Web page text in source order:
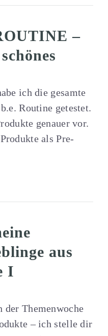
–
ich die gesamte
Routine getestet.
genauer vor.
als Pre-
aus
I
der Themenwoche
– ich stelle dir